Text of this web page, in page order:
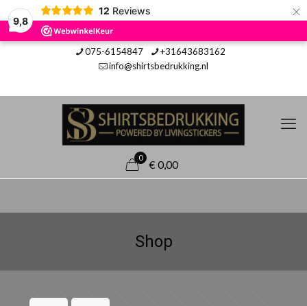
9,8
12 Reviews ×
075-6154847
+31643683162
info@shirtsbedrukking.nl
0
€ 0,00
Shop